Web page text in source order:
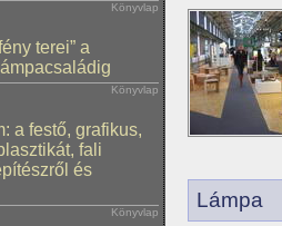
Könyvlap
terei” a
Könyvlap
a festő, grafikus,
fali
és
Könyvlap
Lámpa